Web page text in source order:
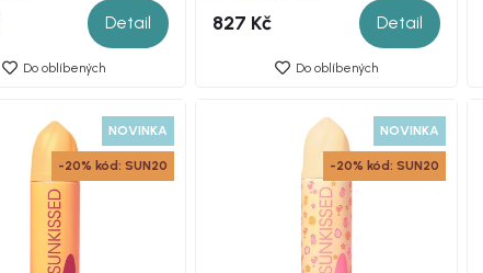
Detail
Do oblíbených
827 Kč Detail
Do oblíbených
NOVINKA
-20% kód: SUN20
NOVINKA
-20% kód: SUN20